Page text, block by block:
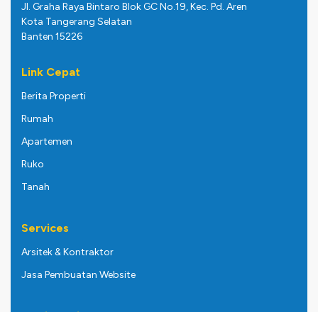
Jl. Graha Raya Bintaro Blok GC No.19, Kec. Pd. Aren
Kota Tangerang Selatan
Banten 15226
Link Cepat
Berita Properti
Rumah
Apartemen
Ruko
Tanah
Services
Arsitek & Kontraktor
Jasa Pembuatan Website